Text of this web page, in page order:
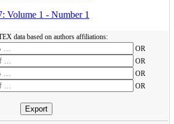
2017: Volume 1 - Number 1
Export BIBTEX data based on authors affiliations: